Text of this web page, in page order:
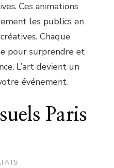
Ces animations
les publics en
Chaque
pour surprendre et
L’art devient un
événement.
Paris